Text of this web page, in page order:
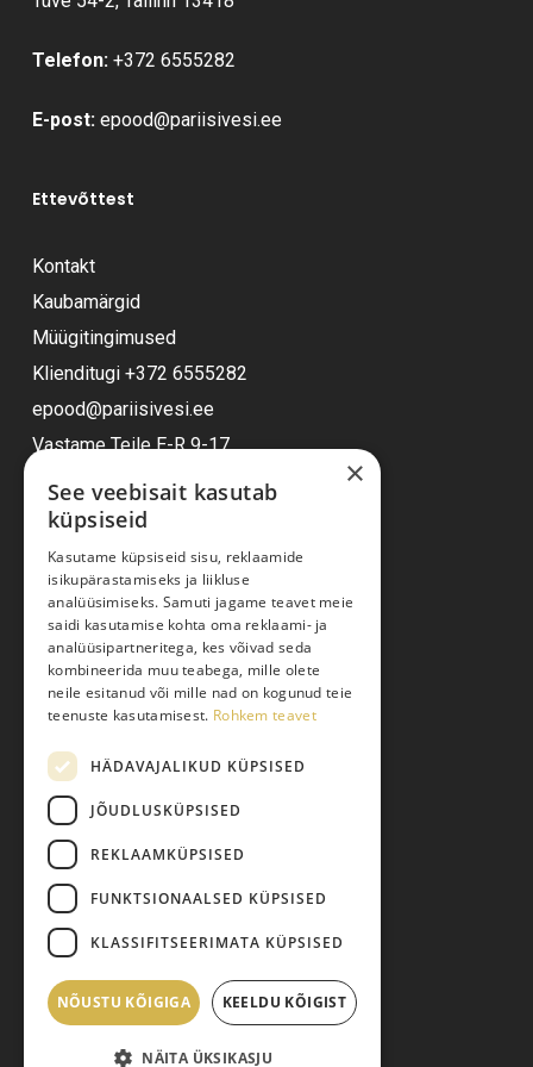
Vahesumma:
Telefon: +372 6555282
E-post: epood@pariisivesi.ee
Ettevõttest
Kontakt
Kaubamärgid
Müügitingimused
Klienditugi +372 6555282
epood@pariisivesi.ee
Vastame Teile E-R 9-17
Ostuabi
Kauba kohaletoimetamine
Toodete tellimine
Maksmine
Järelmaks
Pretensiooni esitamine
Isikuandmete töötlemine
© 2026 Pariisi Vesi.
×
See veebisait kasutab
küpsiseid
Kasutame küpsiseid sisu, reklaamide
isikupärastamiseks ja liikluse
analüüsimiseks. Samuti jagame teavet meie
saidi kasutamise kohta oma reklaami- ja
analüüsipartneritega, kes võivad seda
kombineerida muu teabega, mille olete
neile esitanud või mille nad on kogunud teie
teenuste kasutamisest. Rohkem teavet
HÄDAVAJALIKUD KÜPSISED
JÕUDLUSKÜPSISED
REKLAAMKÜPSISED
FUNKTSIONAALSED KÜPSISED
KLASSIFITSEERIMATA KÜPSISED
NÕUSTU KÕIGIGA KEELDU KÕIGIST
NÄITA ÜKSIKASJU